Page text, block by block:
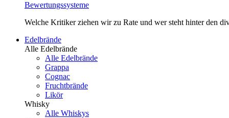
Bewertungssysteme
Welche Kritiker ziehen wir zu Rate und wer steht hinter den
Edelbrände
Alle Edelbrände
Alle Edelbrände
Grappa
Cognac
Fruchtbrände
Likör
Whisky
Alle Whiskys